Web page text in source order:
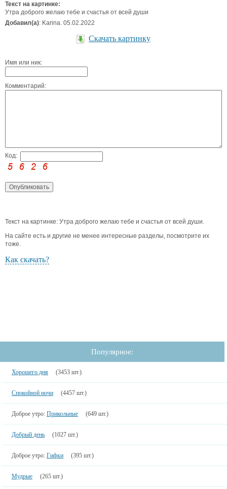
Текст на картинке:
Утра доброго желаю тебе и счастья от всей души
Добавил(а): Karina. 05.02.2022
Скачать картинку
Имя или ник:
Комментарий:
Код:
Текст на картинке: Утра доброго желаю тебе и счастья от всей души.
На сайте есть и другие не менее интересные разделы, посмотрите их
тоже.
Как скачать?
Популярное:
Хорошего дня (3453 шт.)
Спокойной ночи (4457 шт.)
Доброе утро: Прикольные (649 шт.)
Добрый день (1027 шт.)
Доброе утро: Гифки (395 шт.)
Мудрые (265 шт.)